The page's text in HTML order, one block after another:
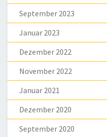
September 2023
Januar 2023
Dezember 2022
November 2022
Januar 2021
Dezember 2020
September 2020